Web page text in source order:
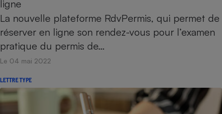
ligne
La nouvelle plateforme RdvPermis, qui permet de
réserver en ligne son rendez-vous pour l’examen
pratique du permis de…
Le 04 mai 2022
LETTRE TYPE